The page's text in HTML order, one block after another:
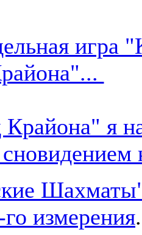
игра
я
измерения